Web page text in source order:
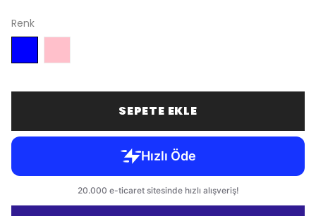
Renk
SEPETE EKLE